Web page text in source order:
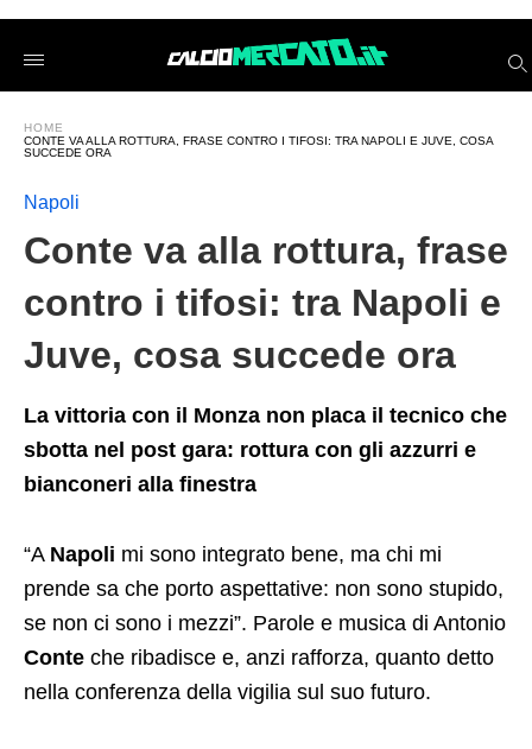
/2025/04/19/conte-
alla-
frase-
contro-
tifosi-
tra-
juve-
succede-
HOME
CONTE VA ALLA ROTTURA, FRASE CONTRO I TIFOSI: TRA NAPOLI E JUVE, COSA
SUCCEDE ORA
Napoli
Conte va alla rottura, frase
contro i tifosi: tra Napoli e
Juve, cosa succede ora
La vittoria con il Monza non placa il tecnico che
sbotta nel post gara: rottura con gli azzurri e
bianconeri alla finestra
“A Napoli mi sono integrato bene, ma chi mi
prende sa che porto aspettative: non sono stupido,
se non ci sono i mezzi”. Parole e musica di Antonio
Conte che ribadisce e, anzi rafforza, quanto detto
nella conferenza della vigilia sul suo futuro.